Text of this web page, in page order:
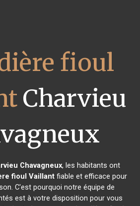
fioul
Charvieu
Chavagneux, les habitants ont
fioul Vaillantfiable et efficace pour
C'est pourquoi notre équipe de
est à votre disposition pour vous